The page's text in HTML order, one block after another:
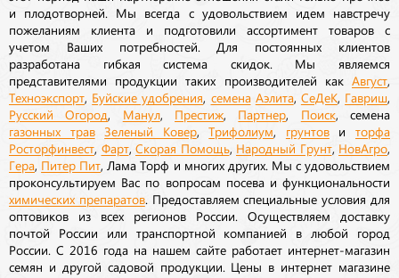
и плодотворней. Мы всегда с удовольствием идем навстречу
пожеланиям клиента и подготовили ассортимент товаров с
учетом Ваших потребностей. Для постоянных клиентов
разработана гибкая система скидок. Мы являемся
представителями продукции таких производителей как Август
Техноэкспорт Буйские удобрения семена Аэлита, СеДеК Гавриш
Русский Огород Манул, Престиж Партнер Поиск, семена
газонных трав Зеленый Ковер,Трифолиум грунтовиторфа
Росторфинвест Фарт, Скорая Помощь Народный Грунт, НовАгро
Гера Питер Пит , Лама Торф и многих других. Мы с удовольствием
проконсультируем Вас по вопросам посева и функциональности
химических препаратов. Предоставляем специальные условия для
оптовиков из всех регионов России. Осуществляем доставку
почтой России или транспортной компанией в любой город
России. С 2016 года на нашем сайте работает интернет-магазин
семян и другой садовой продукции. Цены в интернет магазине